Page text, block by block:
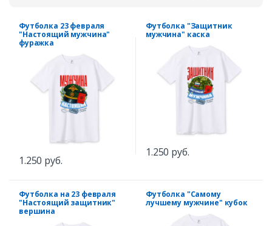
Футболка 23 февраля
"Настоящий мужчина"
фуражка
1.250 руб.
Футболка "Защитник
мужчина" каска
1.250 руб.
Футболка на 23 февраля
"Настоящий защитник"
вершина
Футболка "Самому
лучшему мужчине" кубок